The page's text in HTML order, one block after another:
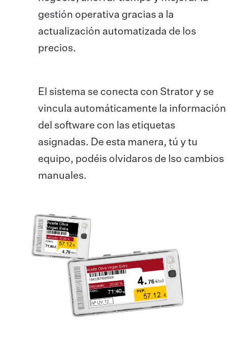
gestión operativa gracias a la
actualización automatizada de los
precios.
El sistema se conecta con Strator y se
vincula automáticamente la información
del software con las etiquetas
asignadas. De esta manera, tú y tu
equipo, podéis olvidaros de lso cambios
manuales.